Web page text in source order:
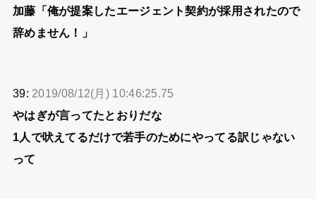
加藤「俺が提案したエージェント契約が採用されたので
辞めません！」
39: 2019/08/12(月) 10:46:25.75
やはぎが言ってたとおりだな
1人で吠えてるだけで若手のためにやってる訳じゃない
って